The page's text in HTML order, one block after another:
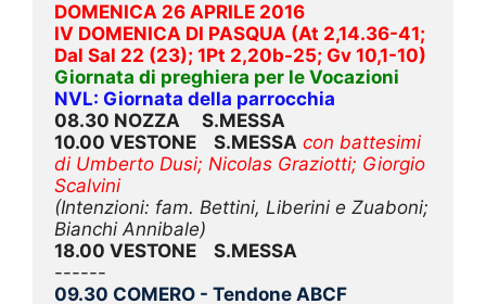
DOMENICA 26 APRILE 2016
IV DOMENICA DI PASQUA (At 2,14.36-41;
Dal Sal 22 (23); 1Pt 2,20b-25; Gv 10,1-10)
Giornata di preghiera per le Vocazioni
NVL: Giornata della parrocchia
08.30 NOZZA     S.MESSA
10.00 VESTONE    S.MESSA con battesimi
di Umberto Dusi; Nicolas Graziotti; Giorgio
Scalvini
(Intenzioni: fam. Bettini, Liberini e Zuaboni;
Bianchi Annibale)
18.00 VESTONE    S.MESSA
------